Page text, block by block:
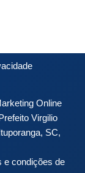
Online
Virgilio
SC,
e condições de